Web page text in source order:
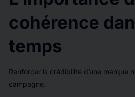
cohérence
temps
Renforcer la crédibilité d’une marque
campagne.